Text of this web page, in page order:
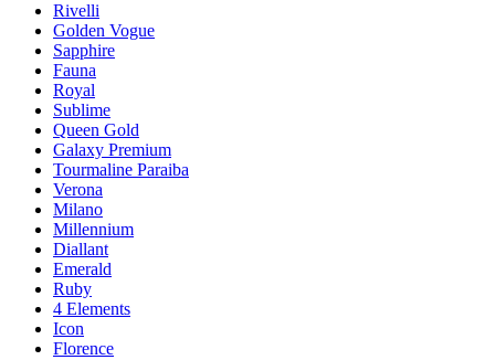
Rivelli
Golden Vogue
Sapphire
Fauna
Royal
Sublime
Queen Gold
Galaxy Premium
Tourmaline Paraiba
Verona
Milano
Millennium
Diallant
Emerald
Ruby
4 Elements
Icon
Florence